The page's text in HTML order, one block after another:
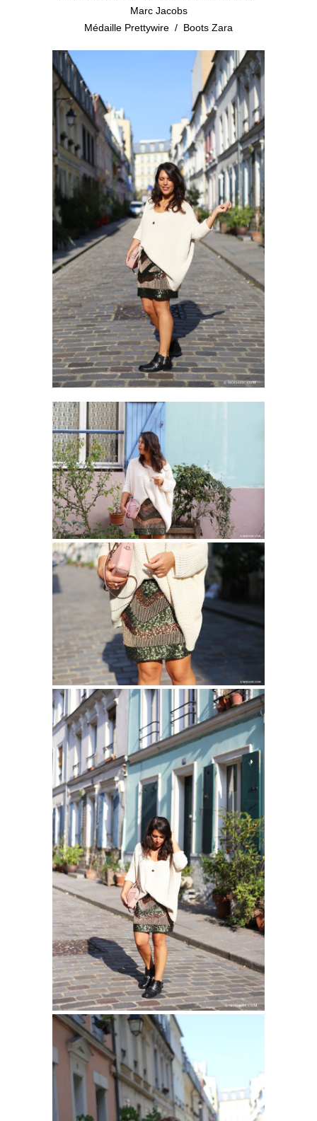
Marc Jacobs
Médaille Prettywire / Boots Zara